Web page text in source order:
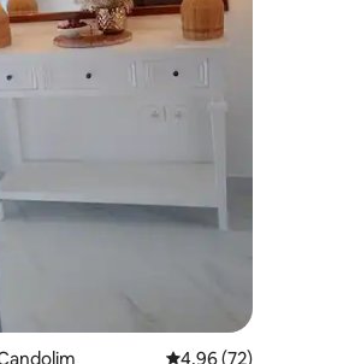
bedømmelse, 174 omtaler
4,96 ud af 5 i
4,96 (72)